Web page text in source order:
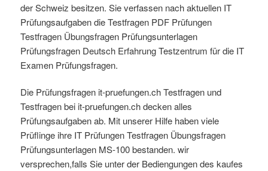
der Schweiz besitzen. Sie verfassen nach aktuellen IT
Prüfungsaufgaben die Testfragen PDF Prüfungen
Testfragen Übungsfragen Prüfungsunterlagen
Prüfungsfragen Deutsch Erfahrung Testzentrum für die IT
Examen Prüfungsfragen.
Die Prüfungsfragen it-pruefungen.ch Testfragen und
Testfragen bei it-pruefungen.ch decken alles
Prüfungsaufgaben ab. Mit unserer Hilfe haben viele
Prüflinge ihre IT Prüfungen Testfragen Übungsfragen
Prüfungsunterlagen MS-100 bestanden. wir
versprechen,falls Sie unter der Bediengungen des kaufes